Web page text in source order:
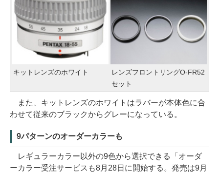
キットレンズのホワイト
レンズフロントリングO-FR52
セット
また、キットレンズのホワイトはラバーが本体色に合
わせて従来のブラックからグレーになっている。
9パターンのオーダーカラーも
レギュラーカラー以外の9色から選択できる「オーダ
ーカラー受注サービスも8月28日に開始する。発売は9月